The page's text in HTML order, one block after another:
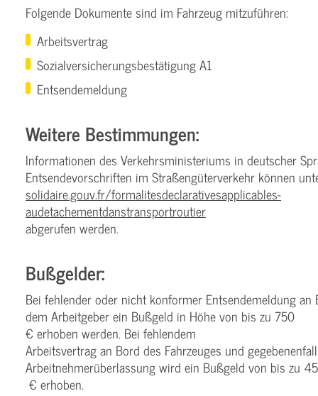
Folgende Dokumente sind im Fahrzeug mitzuführen:
Arbeitsvertrag
Sozialversicherungsbestätigung A1
Entsendemeldung
Weitere Bestimmungen:
Informationen des Verkehrsministeriums in deutscher
Entsendevorschriften im Straßengüterverkehr können
solidaire.gouv.fr/formalites­declaratives­applicables­
au­detachement­dans­transport­routier
abgerufen werden.
Bußgelder:
Bei fehlender oder nicht konformer Entsendemeldung an
dem Arbeitgeber ein Bußgeld in Höhe von bis zu 750
€ erhoben werden. Bei fehlendem
Arbeitsvertrag an Bord des Fahrzeuges und
Arbeitnehmerüberlassung wird ein Bußgeld von bis zu
€ erhoben.